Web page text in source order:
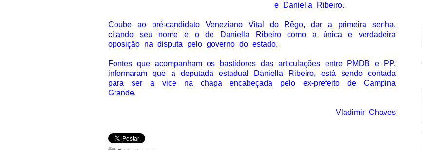
e Daniella Ribeiro.
Coube ao pré-candidato Veneziano Vital do Rêgo, dar a primeira senha,
citando seu nome e o de Daniella Ribeiro como a única e verdadeira
oposição na disputa pelo governo do estado.
Fontes que acompanham os bastidores das articulações entre PMDB e PP,
informaram que a deputada estadual Daniella Ribeiro, está sendo contada
para ser a vice na chapa encabeçada pelo ex-prefeito de Campina
Grande.
Vladimir Chaves